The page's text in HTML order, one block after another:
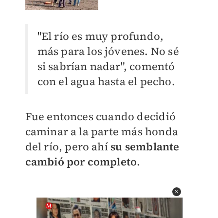
"El río es muy profundo,
más para los jóvenes. No sé
si sabrían nadar", comentó
con el agua hasta el pecho.
Fue entonces cuando decidió
caminar a la parte más honda
del río, pero ahí su semblante
cambió por completo.